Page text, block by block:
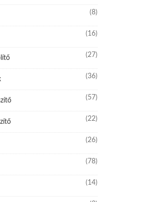
(8)
(16)
(27)
(36)
(57)
(22)
(26)
(78)
(14)